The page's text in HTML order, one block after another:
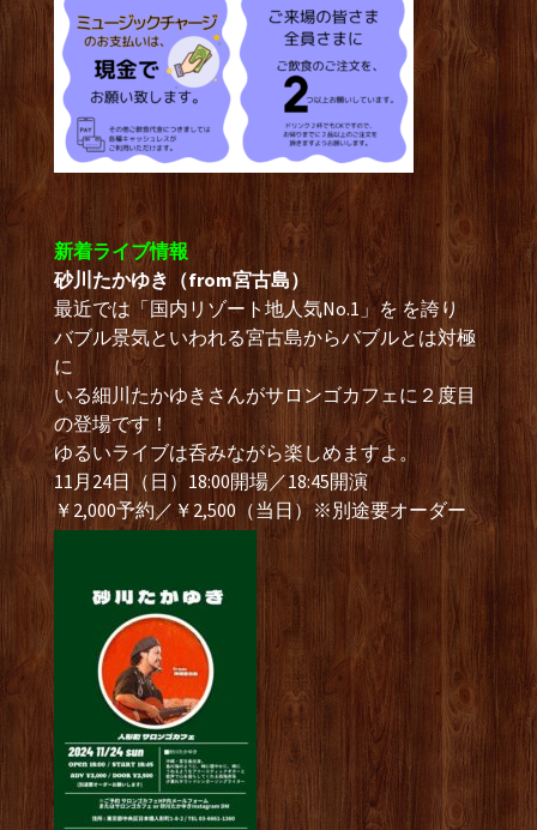
新着ライブ情報
砂川たかゆき（from宮古島）
最近では「国内リゾート地人気No.1」を を誇り
バブル景気といわれる宮古島からバブルとは対極
に
いる細川たかゆきさんがサロンゴカフェに２度目
の登場です！
ゆるいライブは呑みながら楽しめますよ。
11月24日（日）18:00開場／18:45開演
￥2,000予約／￥2,500（当日）※別途要オーダー